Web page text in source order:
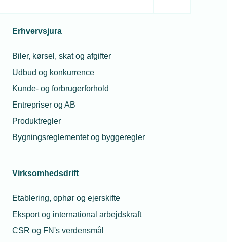
Erhvervsjura
Biler, kørsel, skat og afgifter
Udbud og konkurrence
Kunde- og forbrugerforhold
Entrepriser og AB
Produktregler
Bygningsreglementet og byggeregler
Virksomhedsdrift
Etablering, ophør og ejerskifte
Eksport og international arbejdskraft
CSR og FN's verdensmål
Netværk
TEKNIQ Byggeri er TEKNIQs virtuelle netværk for
arbejder inden for bygge- og anlægsbranchen, dvs.
installationsvirksomheder, producenter af byggevarer
og -materialer, låsesmede, vikarbureauer,
udlejningsvirksomheder, osv.